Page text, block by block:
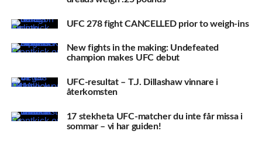
UFC 278 fight CANCELLED prior to weigh-ins
New fights in the making: Undefeated
champion makes UFC debut
UFC-resultat – T.J. Dillashaw vinnare i
återkomsten
17 stekheta UFC-matcher du inte får missa i
sommar – vi har guiden!